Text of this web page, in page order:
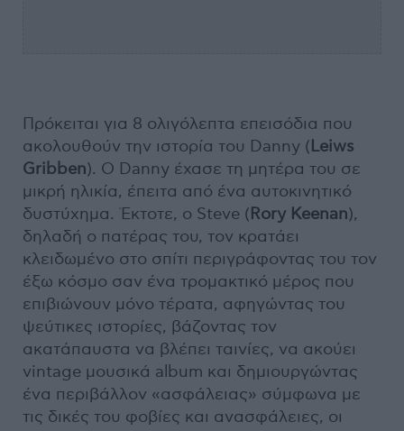
Πρόκειται για 8 ολιγόλεπτα επεισόδια που
ακολουθούν την ιστορία του Danny ( Leiws
Gribben). Ο Danny έχασε τη μητέρα του σε
μικρή ηλικία, έπειτα από ένα αυτοκινητικό
δυστύχημα. Έκτοτε, ο Steve ( Rory Keenan),
δηλαδή ο πατέρας του, τον κρατάει
κλειδωμένο στο σπίτι περιγράφοντας του τον
έξω κόσμο σαν ένα τρομακτικό μέρος που
επιβιώνουν μόνο τέρατα, αφηγώντας του
ψεύτικες ιστορίες, βάζοντας τον
ακατάπαυστα να βλέπει ταινίες, να ακούει
vintage μουσικά album και δημιουργώντας
ένα περιβάλλον «ασφάλειας» σύμφωνα με
τις δικές του φοβίες και ανασφάλειες, οι